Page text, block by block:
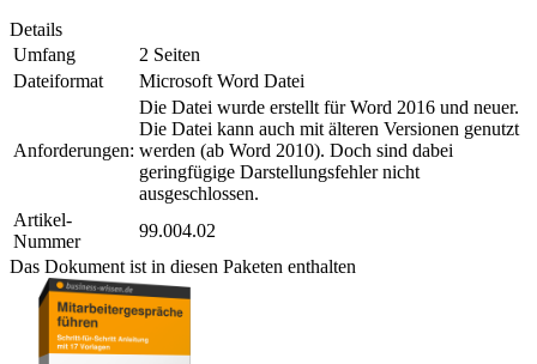
Details
Umfang
2 Seiten
Dateiformat
Microsoft Word Datei
Anforderungen:
Die Datei wurde erstellt für Word 2016 und neuer.
Die Datei kann auch mit älteren Versionen genutzt
werden (ab Word 2010). Doch sind dabei
geringfügige Darstellungsfehler nicht
ausgeschlossen.
Artikel-
Nummer
99.004.02
Das Dokument ist in diesen Paketen enthalten